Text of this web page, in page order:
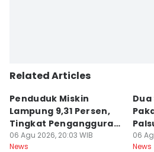
Related Articles
Penduduk Miskin
Lampung 9,31 Persen,
Tingkat Pengangguran
Terbuka Naik
06 Agu 2026, 20:03 WIB
News
Dua
06
News